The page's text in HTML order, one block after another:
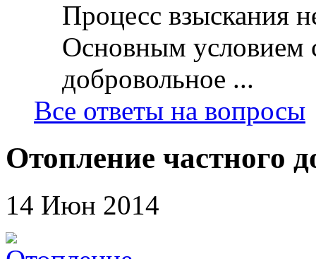
Процесс взыскания
Основным условием
добровольное ...
Все ответы на вопросы
Отопление частного
14 Июн 2014